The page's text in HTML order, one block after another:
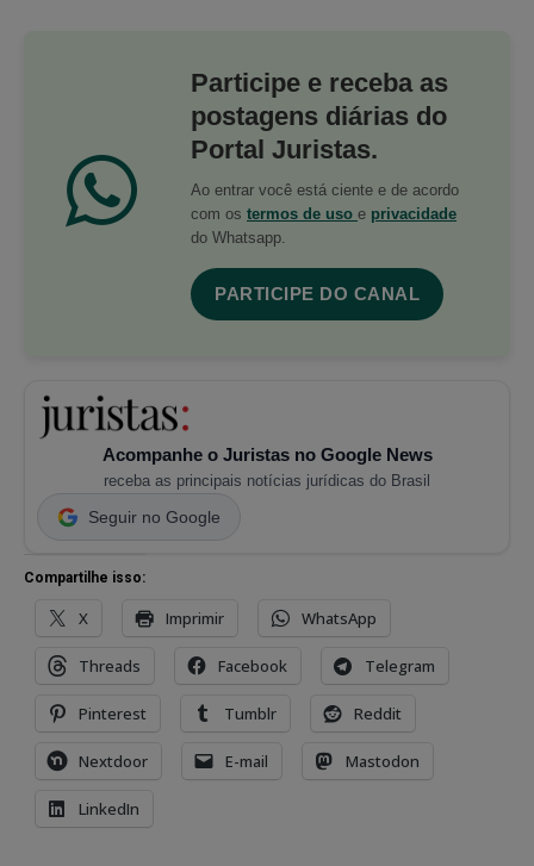
Participe e receba as
postagens diárias do
Portal Juristas.
Ao entrar você está ciente e de acordo
com os termos de uso e privacidade
do Whatsapp.
PARTICIPE DO CANAL
Acompanhe o Juristas no Google News
receba as principais notícias jurídicas do Brasil
Seguir no Google
Compartilhe isso:
X Imprimir WhatsApp
Threads Facebook Telegram
Pinterest Tumblr Reddit
Nextdoor E-mail Mastodon
LinkedIn